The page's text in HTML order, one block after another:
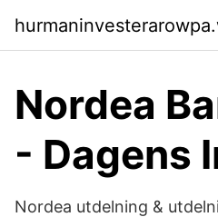
Nordea
- Dagens
Nordea utdelning &